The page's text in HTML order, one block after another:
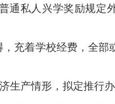
通私人兴学奖励规定
充着学校经费，全部
产情形，拟定推行办